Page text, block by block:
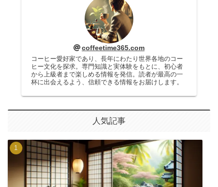
coffeetime365.com
コーヒー愛好家であり、長年にわたり世界各地のコー
ヒー文化を探求。専門知識と実体験をもとに、初心者
から上級者まで楽しめる情報を発信。読者が最高の一
杯に出会えるよう、信頼できる情報をお届けします。
人気記事